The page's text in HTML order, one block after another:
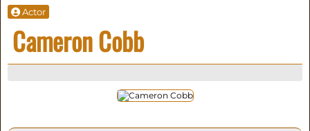
Actor
Cameron Cobb